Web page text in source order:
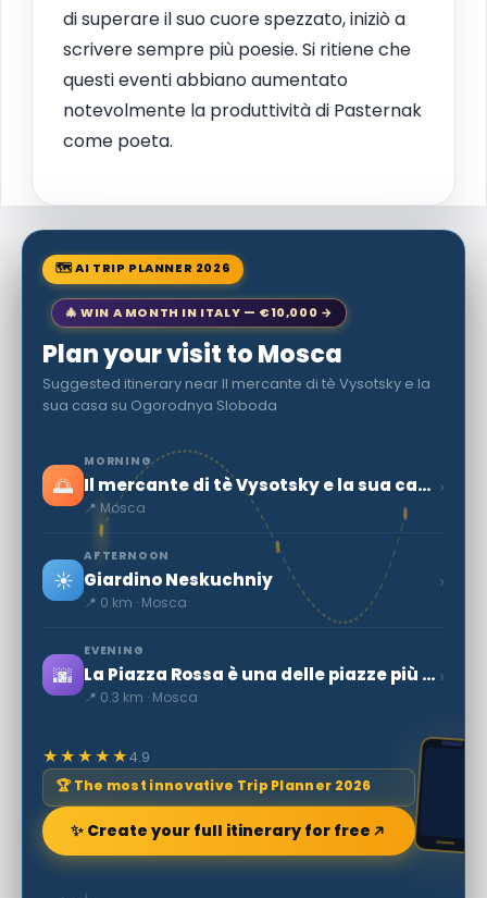
di superare il suo cuore spezzato, iniziò a
scrivere sempre più poesie. Si ritiene che
questi eventi abbiano aumentato
notevolmente la produttività di Pasternak
come poeta.
🗺 AI TRIP PLANNER 2026
🎄 WIN A MONTH IN ITALY — €10,000 →
Plan your visit to Mosca
Suggested itinerary near Il mercante di tè Vysotsky e la
sua casa su Ogorodnya Sloboda
🌅
MORNING
Il mercante di tè Vysotsky e la sua casa su Ogorodnya Sloboda
📍 Mosca
›
☀️
AFTERNOON
Giardino Neskuchniy
📍 0 km · Mosca
›
🌆
EVENING
La Piazza Rossa è una delle piazze più grandi del mondo
📍 0.3 km · Mosca
›
★★★★★4.9
🏆 The most innovative Trip Planner 2026
✨ Create your full itinerary for free